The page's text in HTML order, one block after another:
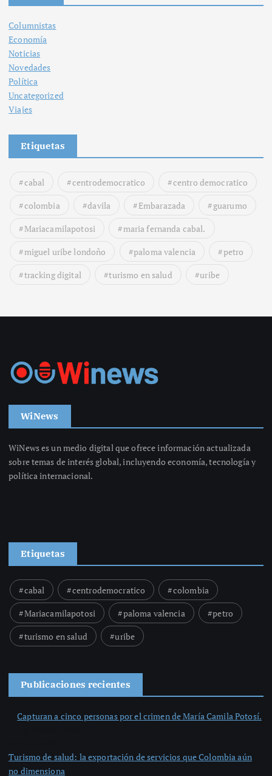
Columnistas
Economía
Noticias
Novedades
Política
Uncategorized
Viajes
Etiquetas
cabal centrodemocratico
centro democratico
colombia
davila Embarazada
guarumo
Mariacamilapotosi
maria fernanda cabal.
miguel uribe londoño
paloma valencia
petro
tracking digital
turismo en salud uribe
WiNews
WiNews es un medio digital que ofrece información actualizada
sobre temas de interés global, incluyendo economía, tecnología y
política internacional.
Etiquetas
cabal centrodemocratico
colombia
Mariacamilapotosi
paloma valencia
petro
turismo en salud
uribe
Publicaciones recientes
Capturan a cinco personas por el crimen de María Camila Potosí.
Turismo de salud: la exportación de servicios que Colombia aún
no dimensiona